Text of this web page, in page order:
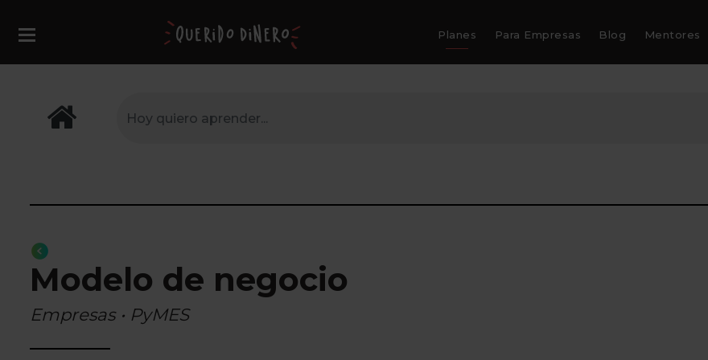
Planes Para Empresas Blog Mentores
Modelo de negocio
Empresas • PyMES